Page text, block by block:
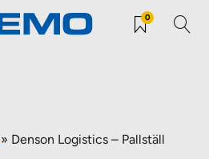
0
Denson Logistics – Pallställ